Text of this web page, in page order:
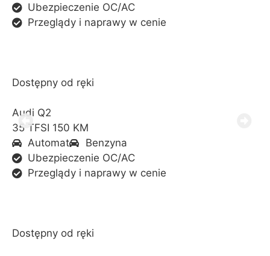
Ubezpieczenie OC/AC
Przeglądy i naprawy w cenie
Dostępny od ręki
Audi Q2
35 TFSI 150 KM
Automat
Benzyna
Ubezpieczenie OC/AC
Przeglądy i naprawy w cenie
Dostępny od ręki